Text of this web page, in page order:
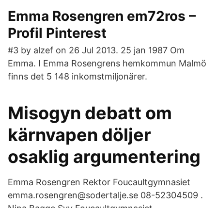
Emma Rosengren em72ros –
Profil Pinterest
#3 by alzef on 26 Jul 2013. 25 jan 1987 Om
Emma. I Emma Rosengrens hemkommun Malmö
finns det 5 148 inkomstmiljonärer.
Misogyn debatt om
kärnvapen döljer
osaklig argumentering
Emma Rosengren Rektor Foucaultgymnasiet
emma.rosengren@sodertalje.se 08-52304509 .